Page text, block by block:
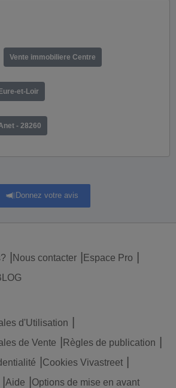
Vente immobiliere Centre
et-Loir
- 28260
Donnez votre avis
Nous contacter
Espace Pro
d'Utilisation
de Vente
Règles de publication
Cookies Vivastreet
Aide Options de mise en avant